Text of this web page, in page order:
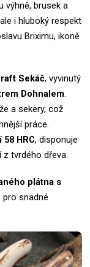
výhně, brusek a
i hluboký respekt
Briximu, ikoně
Sekáč, vyvinutý
Dohnalem.
a sekery, což
práce.
HRC, disponuje
tvrdého dřeva.
plátna s
pro snadné